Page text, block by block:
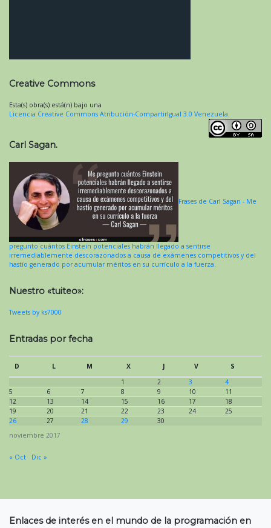
Creative Commons
Esta(s) obra(s) está(n) bajo una
Licencia Creative Commons Atribución-CompartirIgual 3.0 Venezuela.
Carl Sagan.
Frases de Carl Sagan - Me
pregunto cuántos Einstein potenciales habrán llegado a sentirse
irremediablemente descorazonados a causa de exámenes competitivos y del
hastío generado por acumular méritos en su currículo a la fuerza.
Nuestro «tuiteo»:
Tweets by ks7000
Entradas por fecha
noviembre 2017
D L M X J V
S
1
2 3
4
5
6 7 8 9 10
11
12
13 14 15 16 17
18
19
20 21 22 23 24
25
26
27 28 29 30
« Oct Dic »
Enlaces de interés en el mundo de la programación en